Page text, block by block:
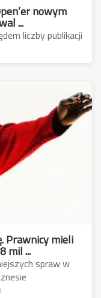
nowym
...
liczby publikacji
Prawnicy mieli
mil ...
spraw w